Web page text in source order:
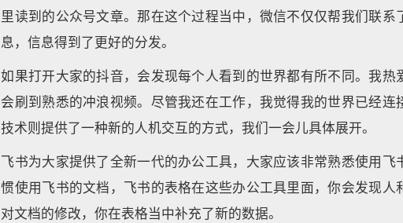
里读到的公众号文章。那在这个过程当中，微信不仅仅帮我们联
息，信息得到了更好的分发。
如果打开大家的抖音，会发现每个人看到的世界都有所不同。我
会刷到熟悉的冲浪视频。尽管我还在工作，我觉得我的世界已经
技术则提供了一种新的人机交互的方式，我们一会儿具体展开。
飞书为大家提供了全新一代的办公工具，大家应该非常熟悉使用飞
惯使用飞书的文档，飞书的表格在这些办公工具里面，你会发现
对文档的修改，你在表格当中补充了新的数据。